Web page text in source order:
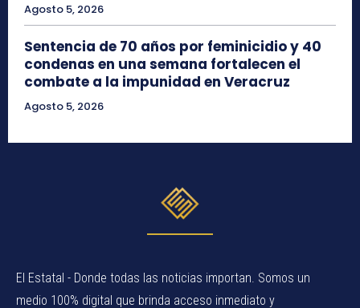
Agosto 5, 2026
Sentencia de 70 años por feminicidio y 40
condenas en una semana fortalecen el
combate a la impunidad en Veracruz
Agosto 5, 2026
El Estatal - Donde todas las noticias importan. Somos un
medio 100% digital que brinda acceso inmediato y